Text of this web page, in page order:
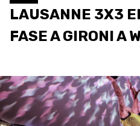
NATIONAL
3X3
YOUTH
LAUSANNE 3X3
FASE A GIRONI A